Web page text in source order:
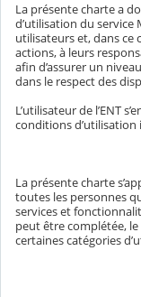
La présente charte a
d’utilisation du service
utilisateurs et, dans ce
actions, à leurs
afin d’assurer un
dans le respect des
L’utilisateur de l’ENT
conditions d’utilisation
La présente charte
toutes les personnes
services et
peut être complétée,
certaines catégories